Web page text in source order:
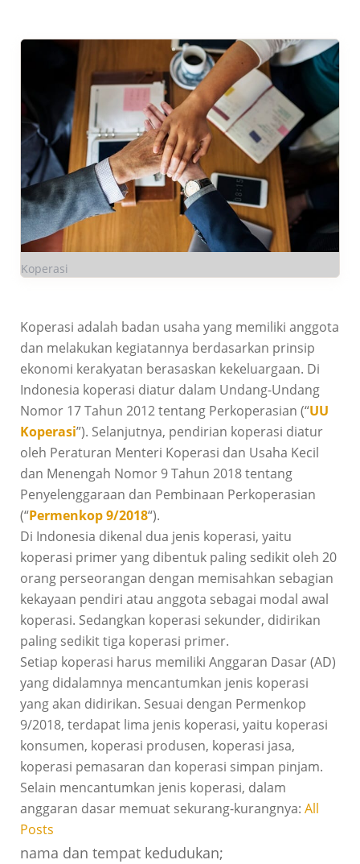
Koperasi
Koperasi adalah badan usaha yang memiliki anggota
dan melakukan kegiatannya berdasarkan prinsip
ekonomi kerakyatan berasaskan kekeluargaan. Di
Indonesia koperasi diatur dalam Undang-Undang
Nomor 17 Tahun 2012 tentang Perkoperasian (“UU
Koperasi”). Selanjutnya, pendirian koperasi diatur
oleh Peraturan Menteri Koperasi dan Usaha Kecil
dan Menengah Nomor 9 Tahun 2018 tentang
Penyelenggaraan dan Pembinaan Perkoperasian
(“Permenkop 9/2018“).
Di Indonesia dikenal dua jenis koperasi, yaitu
koperasi primer yang dibentuk paling sedikit oleh 20
orang perseorangan dengan memisahkan sebagian
kekayaan pendiri atau anggota sebagai modal awal
koperasi. Sedangkan koperasi sekunder, didirikan
paling sedikit tiga koperasi primer.
Setiap koperasi harus memiliki Anggaran Dasar (AD)
yang didalamnya mencantumkan jenis koperasi
yang akan didirikan. Sesuai dengan Permenkop
9/2018, terdapat lima jenis koperasi, yaitu koperasi
konsumen, koperasi produsen, koperasi jasa,
koperasi pemasaran dan koperasi simpan pinjam.
Selain mencantumkan jenis koperasi, dalam
anggaran dasar memuat sekurang-kurangnya: All
Posts
nama dan tempat kedudukan;